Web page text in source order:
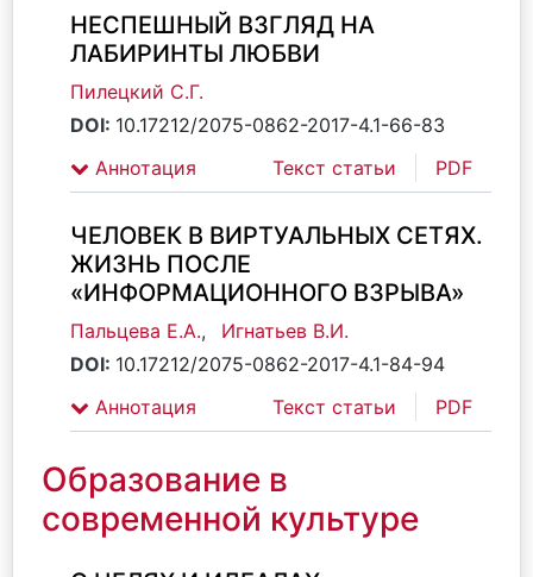
НЕСПЕШНЫЙ ВЗГЛЯД НА
ЛАБИРИНТЫ ЛЮБВИ
Пилецкий С.Г.
DOI: 10.17212/2075-0862-2017-4.1-66-83
Аннотация
Текст статьи PDF
ЧЕЛОВЕК В ВИРТУАЛЬНЫХ СЕТЯХ.
ЖИЗНЬ ПОСЛЕ
«ИНФОРМАЦИОННОГО ВЗРЫВА»
Пальцева Е.А.,
Игнатьев В.И.
DOI: 10.17212/2075-0862-2017-4.1-84-94
Аннотация
Текст статьи PDF
Образование в
современной культуре